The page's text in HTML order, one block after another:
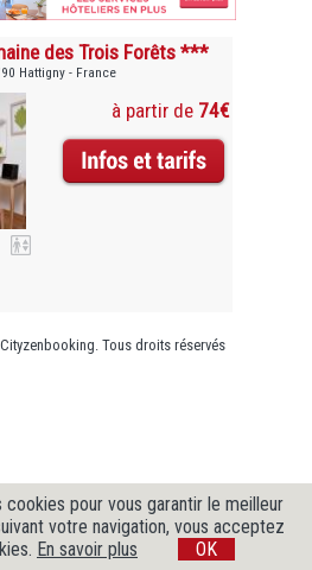
des Trois Forêts ***
Hattigny - France
à partir de 74€
Tous droits réservés
pour vous garantir le meilleur
votre navigation, vous acceptez
En savoir plus OK